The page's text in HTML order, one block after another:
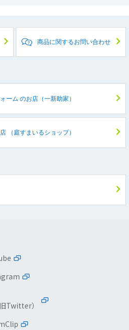
商品に関するお問い合わせ
ーム のお店（一新助家）
（庭すまいるショップ）
Twitter）